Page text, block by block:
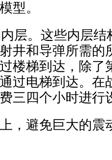
型。
层。这些内层
井和导弹所需的
楼梯到达，除了
过电梯到达。在
三四个小时进行
，避免巨大的震